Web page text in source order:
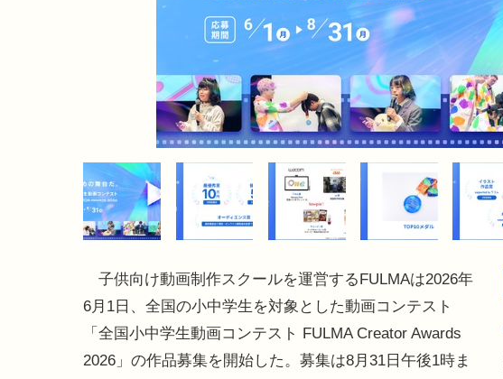
子供向け動画制作スクールを運営するFULMAは2026年
6月1日、全国の小中学生を対象とした動画コンテスト
「全国小中学生動画コンテスト FULMA Creator Awards
2026」の作品募集を開始した。募集は8月31日午後1時ま